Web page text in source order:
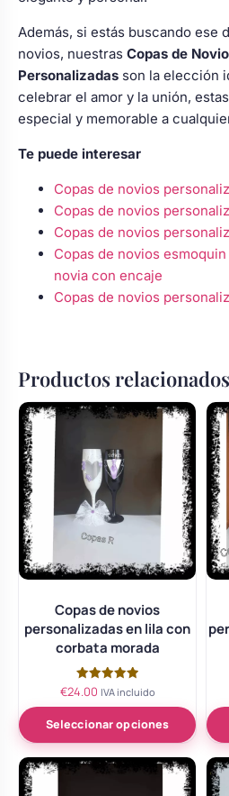
Además, si estás buscando ese
novios, nuestras Copas de
Personalizadas son la elección
celebrar el amor y la unión,
especial y memorable a
Te puede interesar
Copas de novios
Copas de novios
Copas de novios
Copas de novios
novia con encaje
Copas de novios
Productos relacionados
Copas de novios
personalizadas en lila con
corbata morada
Valorado
de 5
€24.00 IVA incluido
Seleccionar opciones